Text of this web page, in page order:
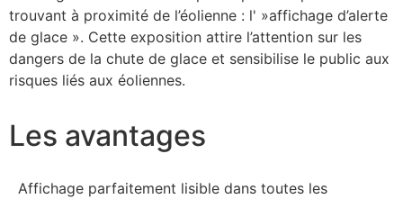
trouvant à proximité de l’éolienne : l' »affichage d’alerte
de glace ». Cette exposition attire l’attention sur les
dangers de la chute de glace et sensibilise le public aux
risques liés aux éoliennes.
Les avantages
Affichage parfaitement lisible dans toutes les